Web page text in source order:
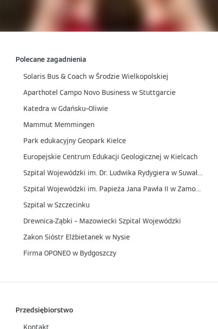
Polecane zagadnienia
Solaris Bus & Coach w Środzie Wielkopolskiej
Aparthotel Campo Novo Business w Stuttgarcie
Katedra w Gdańsku–Oliwie
Mammut Memmingen
Park edukacyjny Geopark Kielce
Europejskie Centrum Edukacji Geologicznej w Kielcach
Szpital Wojewódzki im. Dr. Ludwika Rydygiera w Suwałkach
Szpital Wojewódzki im. Papieża Jana Pawła II w Zamościu
Szpital w Szczecinku
Drewnica-Ząbki – Mazowiecki Szpital Wojewódzki
Zakon Sióstr Elżbietanek w Nysie
Firma OPONEO w Bydgoszczy
Przedsiębiorstwo
Kontakt